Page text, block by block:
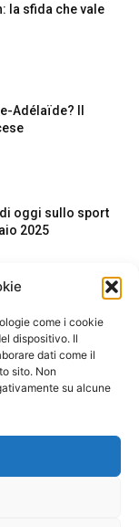
come i cookie
dispositivo. Il
dati come il
sito. Non
su alcune
la sfida che vale
Adélaïde? Il
oggi sullo sport
2025